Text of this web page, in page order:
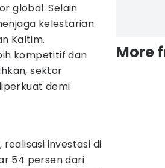
global. Selain
kelestarian
Kaltim.
kompetitif dan
sektor
demi
investasi di
54 persen dari
More